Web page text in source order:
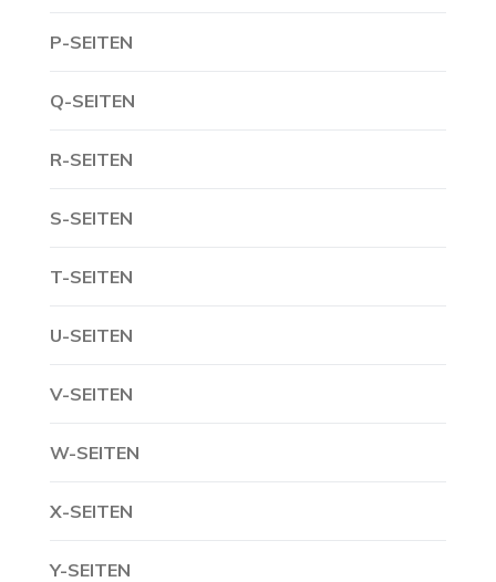
P-SEITEN
Q-SEITEN
R-SEITEN
S-SEITEN
T-SEITEN
U-SEITEN
V-SEITEN
W-SEITEN
X-SEITEN
Y-SEITEN